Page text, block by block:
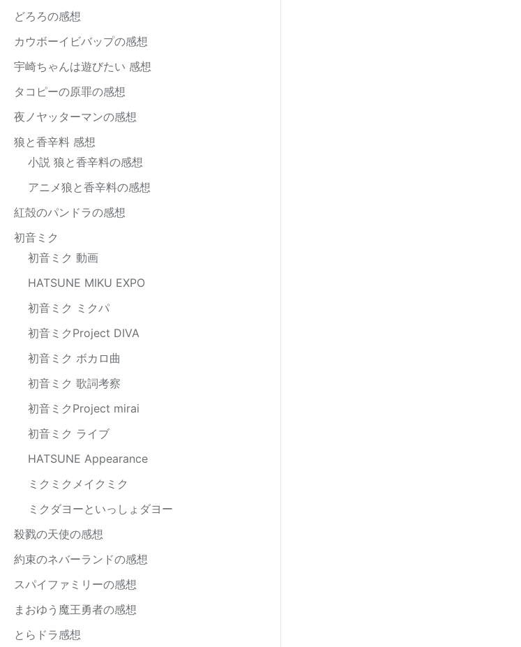
どろろの感想
カウボーイビバップの感想
宇崎ちゃんは遊びたい 感想
タコピーの原罪の感想
夜ノヤッターマンの感想
狼と香辛料 感想
小説 狼と香辛料の感想
アニメ狼と香辛料の感想
紅殻のパンドラの感想
初音ミク
初音ミク 動画
HATSUNE MIKU EXPO
初音ミク ミクパ
初音ミクProject DIVA
初音ミク ボカロ曲
初音ミク 歌詞考察
初音ミクProject mirai
初音ミク ライブ
HATSUNE Appearance
ミクミクメイクミク
ミクダヨーといっしょダヨー
殺戮の天使の感想
約束のネバーランドの感想
スパイファミリーの感想
まおゆう魔王勇者の感想
とらドラ感想